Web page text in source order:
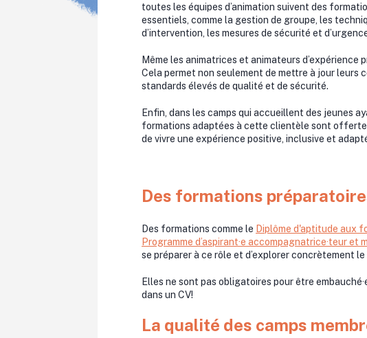
toutes les équipes d’animation suivent des
essentiels, comme la gestion de groupe, les
d’intervention, les mesures de sécurité et
Même les animatrices et animateurs
Cela permet non seulement de mettre à jour leurs
standards élevés de qualité et de sécurité.
Enfin, dans les camps qui accueillent des jeunes
formations adaptées à cette clientèle sont
de vivre une expérience positive, inclusive et
Des formations
Des formations comme le Diplôme d'aptitude aux
Programme d’aspirant·e accompagnatrice·teur et
se préparer à ce rôle et d’explorer concrètement le
Elles ne sont pas obligatoires pour être
dans un CV!
La qualité des camps